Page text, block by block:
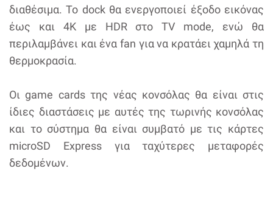
διαθέσιμα. Το dock θα ενεργοποιεί έξοδο εικόνας
έως και 4Κ με HDR στο TV mode, ενώ θα
περιλαμβάνει και ένα fan για να κρατάει χαμηλά τη
θερμοκρασία.
Οι game cards της νέας κονσόλας θα είναι στις
ίδιες διαστάσεις με αυτές της τωρινής κονσόλας
και το σύστημα θα είναι συμβατό με τις κάρτες
microSD Express για ταχύτερες μεταφορές
δεδομένων.